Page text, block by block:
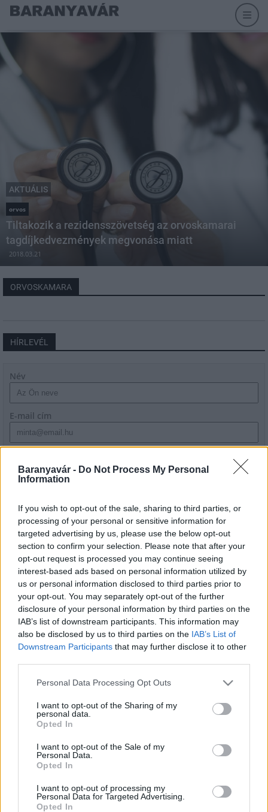
Baranyavár - Do Not Process My Personal
Information
If you wish to opt-out of the sale, sharing to third parties, or
processing of your personal or sensitive information for
targeted advertising by us, please use the below opt-out
section to confirm your selection. Please note that after your
opt-out request is processed you may continue seeing
interest-based ads based on personal information utilized by
us or personal information disclosed to third parties prior to
your opt-out. You may separately opt-out of the further
disclosure of your personal information by third parties on the
IAB’s list of downstream participants. This information may
also be disclosed by us to third parties on the IAB’s List of
Downstream Participants that may further disclose it to other
Please note that this website/app uses one or more Google
not limited to your visit or usage behaviour. You may click to
grant or deny consent to Google and its third-party tags to
use your data for below specified purposes in below Google
consent section.
Personal Data Processing Opt Outs
I want to opt-out of the Sharing of my
personal data.
Opted In
I want to opt-out of the Sale of my
Personal Data.
Opted In
I want to opt-out of processing my
Personal Data for Targeted Advertising.
Opted In
AKTUÁLIS
orvos
Tiltakozik a rezidensszövetség az orvoskamarai
tagdíjkedvezmények megvonása miatt
2018.03.21
ORVOSKAMARA
HÍRLEVÉL
Név
E-mail cím
szabályzatot!
HÍRDETÉS
LEGFRISSEBB
Országos hírek
Nem az üres, hanem az okosan működő
épület energiatakarékos
Országos hírek
Helyi hírek